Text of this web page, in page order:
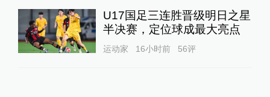
U17国足三连胜晋级明日之星
半决赛，定位球成最大亮点
运动家 16小时前 56评